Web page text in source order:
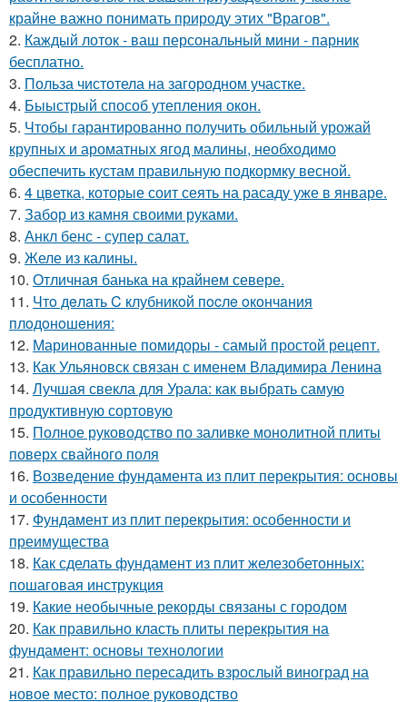
крайне важно понимать природу этих "Врагов".
2. Каждый лоток - ваш персональный мини - парник
бесплатно.
3. Польза чистотела на загородном участке.
4. Быыстрый способ утепления окон.
5. Чтобы гарантированно получить обильный урожай
крупных и ароматных ягод малины, необходимо
обеспечить кустам правильную подкормку весной.
6. 4 цветка, которые соит сеять на расаду уже в январе.
7. Забор из камня своими руками.
8. Анкл бенс - супер салат.
9. Желе из калины.
10. Отличная банька на крайнем севере.
11. Чтo дeлaть C клубникoй пocлe oкoнчaния
плoдoнoшeния:
12. Маринованные помидоры - самый простой рецепт.
13. Как Ульяновск связан с именем Владимира Ленина
14. Лучшая свекла для Урала: как выбрать самую
продуктивную сортовую
15. Полное руководство по заливке монолитной плиты
поверх свайного поля
16. Возведение фундамента из плит перекрытия: основы
и особенности
17. Фундамент из плит перекрытия: особенности и
преимущества
18. Как сделать фундамент из плит железобетонных:
пошаговая инструкция
19. Какие необычные рекорды связаны с городом
20. Как правильно класть плиты перекрытия на
фундамент: основы технологии
21. Как правильно пересадить взрослый виноград на
новое место: полное руководство